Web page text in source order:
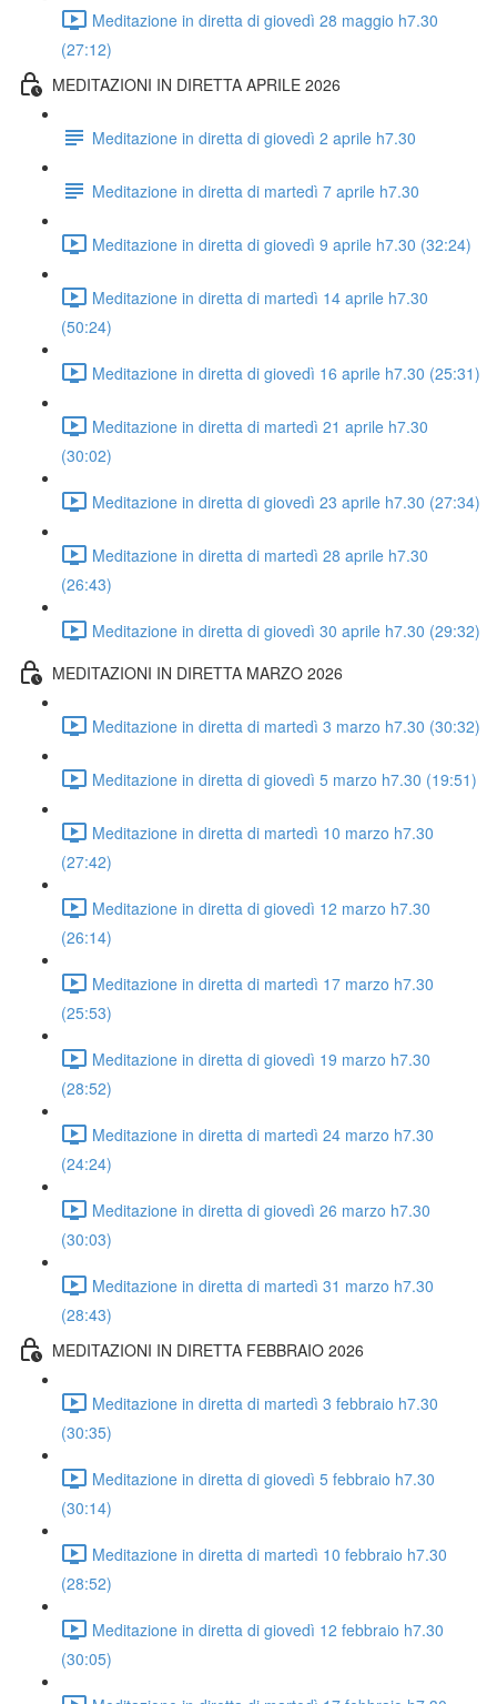
Meditazione in diretta di giovedì 28 maggio h7.30
(27:12)
MEDITAZIONI IN DIRETTA APRILE 2026
Meditazione in diretta di giovedì 2 aprile h7.30
Meditazione in diretta di martedì 7 aprile h7.30
Meditazione in diretta di giovedì 9 aprile h7.30 (32:24)
Meditazione in diretta di martedì 14 aprile h7.30
(50:24)
Meditazione in diretta di giovedì 16 aprile h7.30 (25:31)
Meditazione in diretta di martedì 21 aprile h7.30
(30:02)
Meditazione in diretta di giovedì 23 aprile h7.30 (27:34)
Meditazione in diretta di martedì 28 aprile h7.30
(26:43)
Meditazione in diretta di giovedì 30 aprile h7.30 (29:32)
MEDITAZIONI IN DIRETTA MARZO 2026
Meditazione in diretta di martedì 3 marzo h7.30 (30:32)
Meditazione in diretta di giovedì 5 marzo h7.30 (19:51)
Meditazione in diretta di martedì 10 marzo h7.30
(27:42)
Meditazione in diretta di giovedì 12 marzo h7.30
(26:14)
Meditazione in diretta di martedì 17 marzo h7.30
(25:53)
Meditazione in diretta di giovedì 19 marzo h7.30
(28:52)
Meditazione in diretta di martedì 24 marzo h7.30
(24:24)
Meditazione in diretta di giovedì 26 marzo h7.30
(30:03)
Meditazione in diretta di martedì 31 marzo h7.30
(28:43)
MEDITAZIONI IN DIRETTA FEBBRAIO 2026
Meditazione in diretta di martedì 3 febbraio h7.30
(30:35)
Meditazione in diretta di giovedì 5 febbraio h7.30
(30:14)
Meditazione in diretta di martedì 10 febbraio h7.30
(28:52)
Meditazione in diretta di giovedì 12 febbraio h7.30
(30:05)